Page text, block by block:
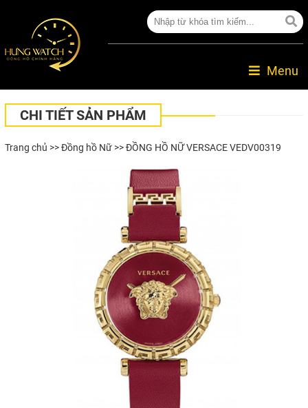
Menu
CHI TIẾT SẢN PHẨM
Trang chủ >>Đồng hồ Nữ>> ĐỒNG HỒ NỮ VERSACE VEDV00319